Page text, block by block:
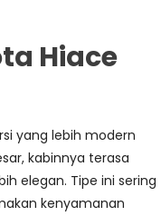
Hiace
yang lebih modern
kabinnya terasa
elegan. Tipe ini sering
kenyamanan